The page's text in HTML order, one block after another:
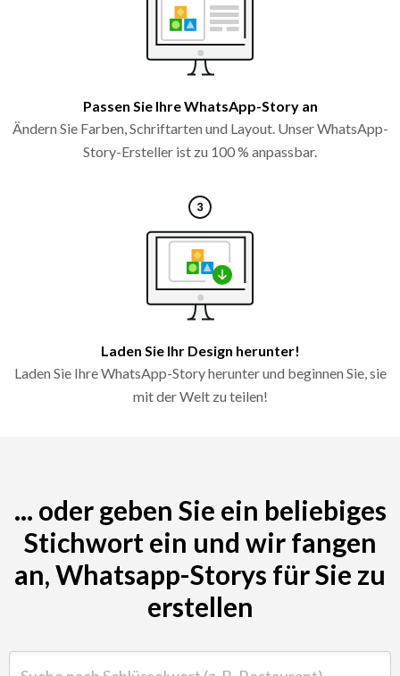
Passen Sie Ihre WhatsApp-Story an
Ändern Sie Farben, Schriftarten und Layout. Unser WhatsApp-
Story-Ersteller ist zu 100 % anpassbar.
Laden Sie Ihr Design herunter!
Laden Sie Ihre WhatsApp-Story herunter und beginnen Sie, sie
mit der Welt zu teilen!
... oder geben Sie ein beliebiges
Stichwort ein und wir fangen
an, Whatsapp-Storys für Sie zu
erstellen